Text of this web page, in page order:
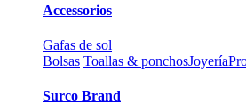
Accessorios
Gafas de sol
Bolsas Toallas & ponchosJoyería
Surco Brand